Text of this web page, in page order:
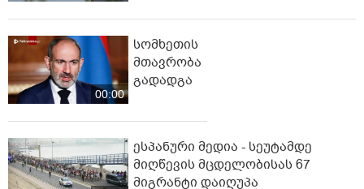
00:00
სომხეთის
მთავრობა
გადადგა
ესპანური მედია - სეუტამდე
მიღწევის მცდელობისას 67
მიგრანტი დაიღუპა